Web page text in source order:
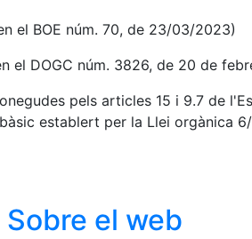
el BOE núm. 70, de 23/03/2023)
el DOGC núm. 3826, de 20 de
pels articles 15 i 9.7 de
establert per la Llei orgànica
Sobre el web